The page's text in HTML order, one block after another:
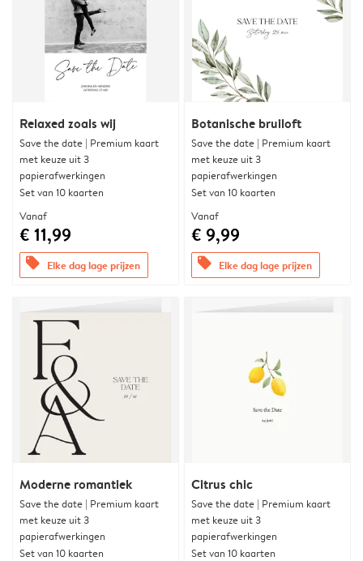
Relaxed zoals wij
Save the date | Premium kaart
met keuze uit 3
papierafwerkingen
Set van 10 kaarten
Vanaf
€ 11,99
offers Elke dag lage prijzen
Botanische bruiloft
Save the date | Premium kaart
met keuze uit 3
papierafwerkingen
Set van 10 kaarten
Vanaf
€ 9,99
offers Elke dag lage prijzen
Moderne romantiek
Save the date | Premium kaart
met keuze uit 3
papierafwerkingen
Set van 10 kaarten
Citrus chic
Save the date | Premium kaart
met keuze uit 3
papierafwerkingen
Set van 10 kaarten